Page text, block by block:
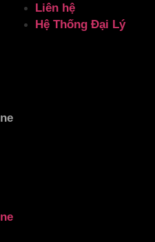
Liên hệ
Hệ Thống Đại Lý